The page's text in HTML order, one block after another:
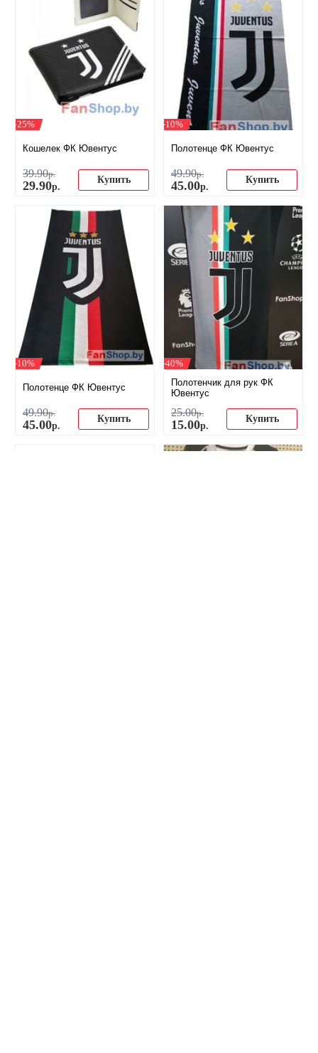
-25%
Кошелек ФК Ювентус
39.90р.
29.90р.
Купить
-10%
Полотенце ФК Ювентус
49.90р.
45.00р.
Купить
-10%
Полотенце ФК Ювентус
49.90р.
45.00р.
Купить
-40%
Полотенчик для рук ФК
Ювентус
25.00р.
15.00р.
Купить